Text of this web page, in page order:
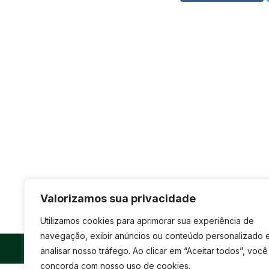
Valorizamos sua privacidade
Utilizamos cookies para aprimorar sua experiência de
navegação, exibir anúncios ou conteúdo personalizado
analisar nosso tráfego. Ao clicar em “Aceitar todos”, você
concorda com nosso uso de cookies.
© São José- Todos os direitos reservados